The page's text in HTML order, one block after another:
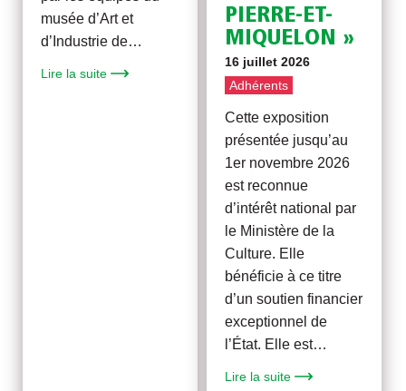
musée d’Art et
d’Industrie de…
Lire la suite
PIERRE-ET-
MIQUELON »
16 juillet 2026
Adhérents
Cette exposition
présentée jusqu’au
1er novembre 2026
est reconnue
d’intérêt national par
le Ministère de la
Culture. Elle
bénéficie à ce titre
d’un soutien financier
exceptionnel de
l’État. Elle est…
Lire la suite